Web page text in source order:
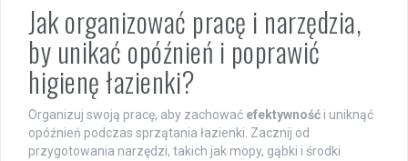
Jak organizować pracę i narzędzia,
by unikać opóźnień i poprawić
higienę łazienki?
Organizuj swoją pracę, aby zachować efektywność i uniknąć
opóźnień podczas sprzątania łazienki. Zacznij od
przygotowania narzędzi, takich jak mopy, gąbki i środki